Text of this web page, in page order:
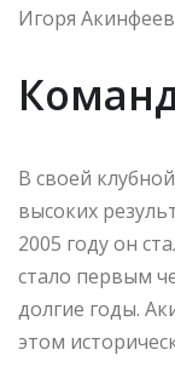
Игоря
В своей
высоких
2005 году он
стало первым
долгие годы.
этом